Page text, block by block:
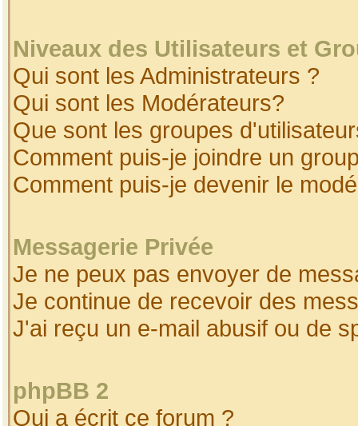
Niveaux des Utilisateurs et
Qui sont les Administrateurs ?
Qui sont les Modérateurs?
Que sont les groupes
Comment puis-je joindre un
Comment puis-je devenir le
Messagerie Privée
Je ne peux pas envoyer de
Je continue de recevoir des
J'ai reçu un e-mail abusif ou de
phpBB 2
Qui a écrit ce forum ?